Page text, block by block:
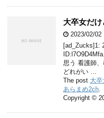
大卒女だ
2023/02/02
[ad_Zucks]1:
思う 看護師
どれがい …
The post 大
あらまめ2ch
Copyright ©